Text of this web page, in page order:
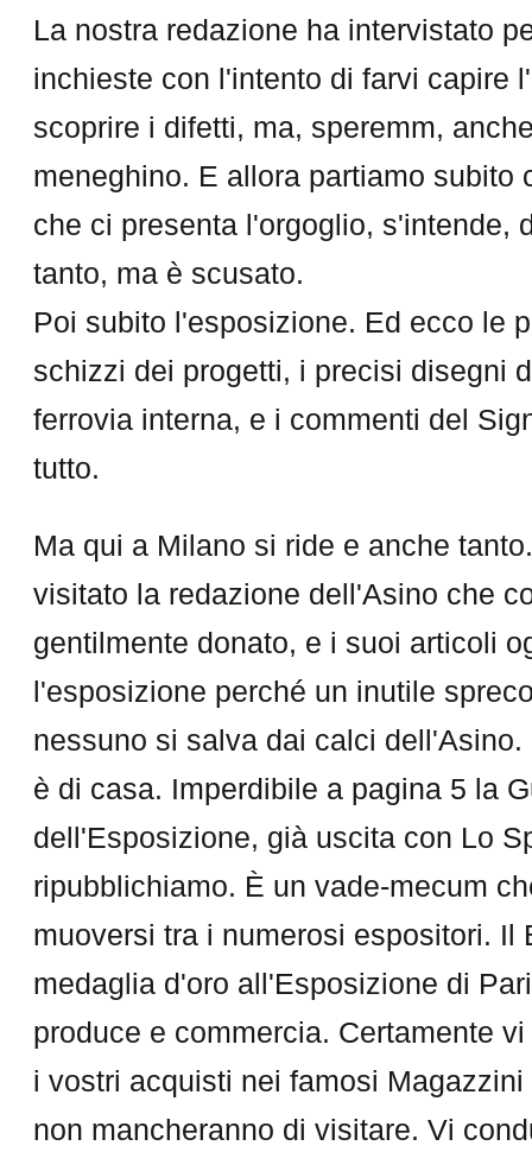
La nostra redazione ha intervistato
inchieste con l'intento di farvi capire
scoprire i difetti, ma, speremm,
meneghino. E allora partiamo subito
che ci presenta l'orgoglio, s'intende,
tanto, ma è scusato.
Poi subito l'esposizione. Ed ecco le
schizzi dei progetti, i precisi disegni
ferrovia interna, e i commenti del
tutto.
Ma qui a Milano si ride e anche
visitato la redazione dell'Asino che
gentilmente donato, e i suoi articoli
l'esposizione perché un inutile
nessuno si salva dai calci
è di casa. Imperdibile a pagina 5 la
dell'Esposizione, già uscita con Lo
ripubblichiamo. È un vade-mecum
muoversi tra i numerosi espositori. Il
medaglia d'oro all'Esposizione di
produce e commercia. Certamente
i vostri acquisti nei famosi
non mancheranno di visitare. Vi